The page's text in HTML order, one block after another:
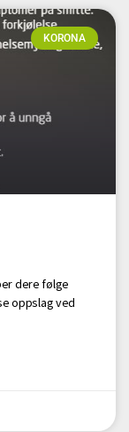
KORONA
dere følge
oppslag ved